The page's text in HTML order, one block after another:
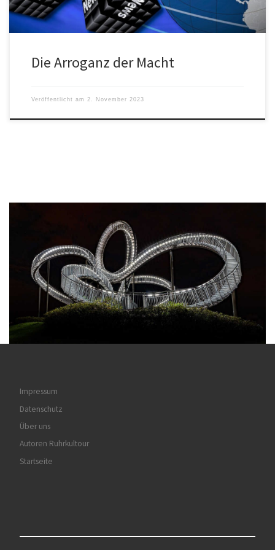
Die Arroganz der Macht
Veröffentlicht am 2. November 2023
Impressum
Datenschutz
Über uns
Autoren Ruhrkultour
Startseite